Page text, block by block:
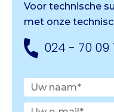
Voor technische
met onze
024 - 70 09